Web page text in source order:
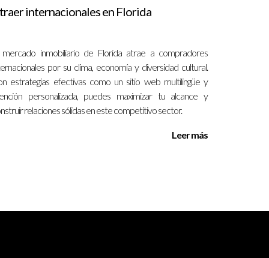
puertas inesperadas."
para sobresalir en un mercado
marketing efectivas. Por lo general, se
internacionales en Florida
mercado inmobiliario de Florida atrae a compradores
por su clima, economía y diversidad cultural.
estrategias efectivas como un sitio web multilingüe y
personalizada, puedes maximizar tu alcance y
relaciones sólidas en este competitivo sector.
Leer más